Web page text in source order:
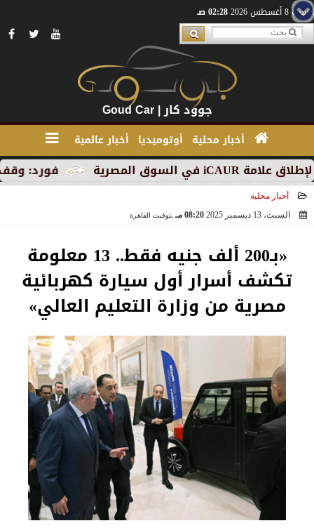
السبت 8 أغسطس 2026 02:28 صـ
جوود كار | Goud Car
أخبار محلية أوتوميديا أخبار عالمية
فورد: وقف الإنتاج في
أخبار محلية
السبت، 13 ديسمبر 2025
08:20 مـ بتوقيت القاهرة
«بـ200 ألف جنيه فقط.. 13 معلومة
تكشف أسرار أول سيارة كهربائية
مصرية من وزارة التعليم العالي»